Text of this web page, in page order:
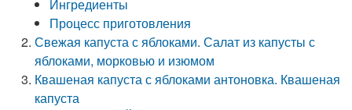
Ингредиенты
Процесс приготовления
Свежая капуста с яблоками. Салат из капусты с
яблоками, морковью и изюмом
Квашеная капуста с яблоками антоновка. Квашеная
капуста